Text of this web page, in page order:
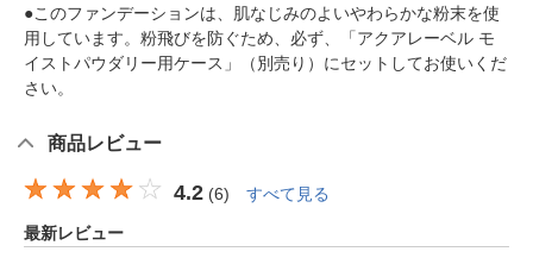
●このファンデーションは、肌なじみのよいやわらかな粉末を使
用しています。粉飛びを防ぐため、必ず、「アクアレーベル モ
イストパウダリー用ケース」（別売り）にセットしてお使いくだ
さい。
商品レビュー
4.2 (6) すべて見る
最新レビュー